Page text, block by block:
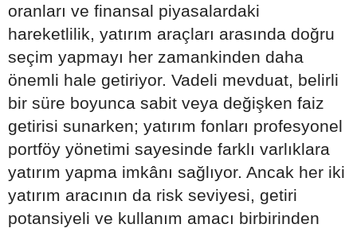
oranları ve finansal piyasalardaki
hareketlilik, yatırım araçları arasında doğru
seçim yapmayı her zamankinden daha
önemli hale getiriyor. Vadeli mevduat, belirli
bir süre boyunca sabit veya değişken faiz
getirisi sunarken; yatırım fonları profesyonel
portföy yönetimi sayesinde farklı varlıklara
yatırım yapma imkânı sağlıyor. Ancak her iki
yatırım aracının da risk seviyesi, getiri
potansiyeli ve kullanım amacı birbirinden